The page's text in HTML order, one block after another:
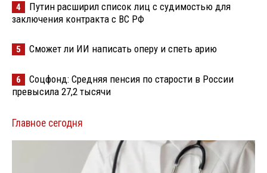
4
Путин расширил список лиц с судимостью для
заключения контракта с ВС РФ
5 Сможет ли ИИ написать оперу и спеть арию
6
Соцфонд: Средняя пенсия по старости в России
превысила 27,2 тысячи
Главное сегодня